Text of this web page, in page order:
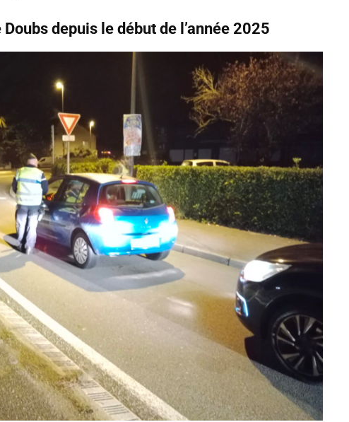
depuis le début de l’année 2025